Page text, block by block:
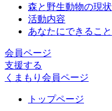
森と野生動物の現状
活動内容
あなたにできること
会員ページ
支援する
くまもり会員ページ
トップページ